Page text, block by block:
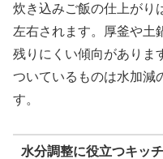
炊き込みご飯の仕上がり
左右されます。厚釜や土
残りにくい傾向がありま
ついているものは水加減
す。
水分調整に役立つキッ